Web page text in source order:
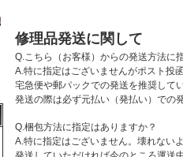
修理品発送に関して
Q.こちら（お客様）からの発送方法に
A.特に指定はございませんがポスト投
宅急便や郵パックでの発送を推奨して
発送の際は必ず元払い（発払い）での
Q.梱包方法に指定はありますか？
A.特に指定はございません。壊れない